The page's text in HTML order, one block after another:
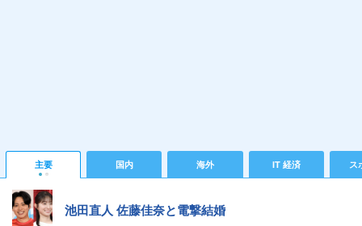
主要 国内 海外 IT 経済 ス
池田直人 佐藤佳奈と電撃結婚